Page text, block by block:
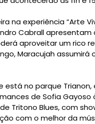
na experiência “Arte
Cabrall
aproveitar um rico
Maracujah assumirá
está no parque
de Sofia Gayoso
Tritono Blues, com
com o melhor da